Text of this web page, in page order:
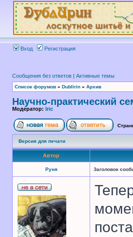
Вход Регистрация
Сообщения без ответов | Активные темы
Список форумов » Dublirin » Архив
Научно-практический
Модератор: Iric
Версия для печати
Автор
Руня Заголовок